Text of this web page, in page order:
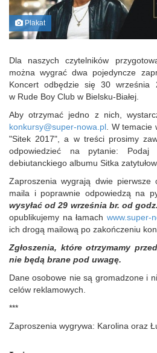
Plakat
Dla naszych czytelników
można wygrać dwa pojedyncze
Koncert odbędzie się 30
w Rude Boy Club w Bielsku-Białej.
Aby otrzymać jedno z nich,
konkursy@super-nowa.pl . W
"Sitek 2017", a w treści prosimy
odpowiedzieć na pytanie: Podaj
debiutanckiego albumu Sitka
Zaproszenia wygrają dwie
maila i poprawnie odpowiedzą na
wysyłać od 29 września br. od
opublikujemy na łamach www.super-
ich drogą mailową po zakończeniu
Zgłoszenia, które otrzymamy
nie będą brane pod uwagę.
Dane osobowe nie są gromadzone i
celów reklamowych.
***
Zaproszenia wygrywa: Karolina oraz